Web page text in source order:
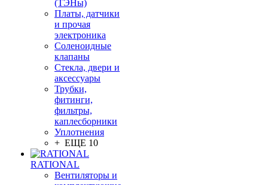
(ТЭНы)
Платы, датчики
и прочая
электроника
Соленоидные
клапаны
Стекла, двери и
аксессуары
Трубки,
фитинги,
фильтры,
каплесборники
Уплотнения
+ ЕЩЕ 10
RATIONAL
Вентиляторы и